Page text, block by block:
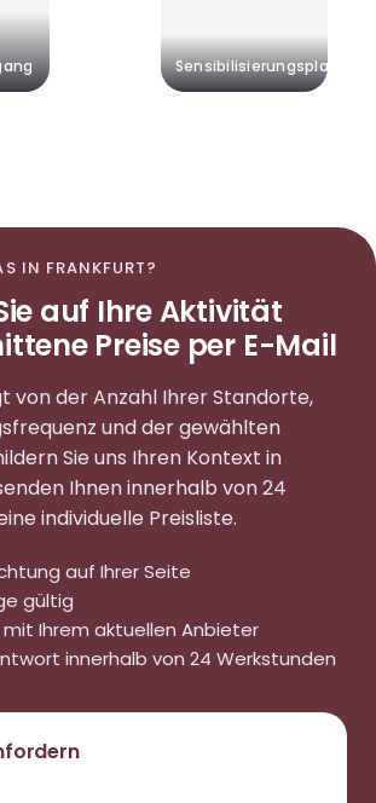
Sensibilisierungsplakate
IN FRANKFURT?
auf Ihre Aktivität
Preise per E-Mail
von der Anzahl Ihrer Standorte,
und der gewählten
Sie uns Ihren Kontext in
Ihnen innerhalb von 24
individuelle Preisliste.
auf Ihrer Seite
gültig
Ihrem aktuellen Anbieter
innerhalb von 24 Werkstunden